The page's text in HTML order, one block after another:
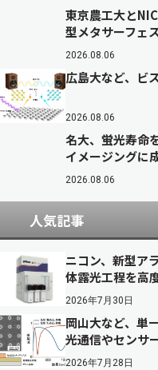
東京農工大と
型メタサーフェ
2026.08.06
広島大など、ビ
2026.08.06
名大、蛍光寿命
イメージングに
2026.08.06
人気記事
ニコン、新型ア
体露光工程を高
2026年7月30日
岡山大など、単
光通信やセンサ
2026年7月28日